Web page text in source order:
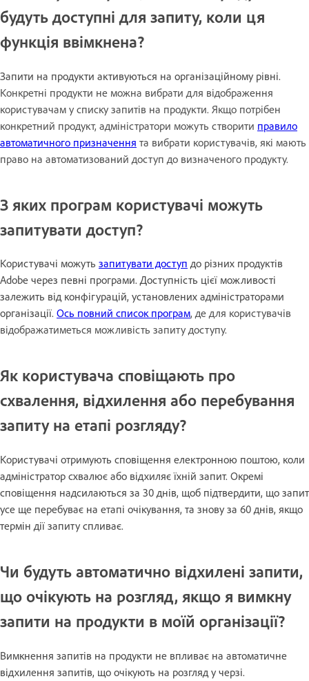
будуть доступні для запиту, коли ця
функція ввімкнена?
Запити на продукти активуються на організаційному рівні.
Конкретні продукти не можна вибрати для відображення
користувачам у списку запитів на продукти. Якщо потрібен
конкретний продукт, адміністратори можуть створити правило
автоматичного призначення та вибрати користувачів, які мають
право на автоматизований доступ до визначеного продукту.
З яких програм користувачі можуть
запитувати доступ?
Користувачі можуть запитувати доступ до різних продуктів
Adobe через певні програми. Доступність цієї можливості
залежить від конфігурацій, установлених адміністраторами
організації. Ось повний список програм, де для користувачів
відображатиметься можливість запиту доступу.
Як користувача сповіщають про
схвалення, відхилення або перебування
запиту на етапі розгляду?
Користувачі отримують сповіщення електронною поштою, коли
адміністратор схвалює або відхиляє їхній запит. Окремі
сповіщення надсилаються за 30 днів, щоб підтвердити, що запит
усе ще перебуває на етапі очікування, та знову за 60 днів, якщо
термін дії запиту спливає.
Чи будуть автоматично відхилені запити,
що очікують на розгляд, якщо я вимкну
запити на продукти в моїй організації?
Вимкнення запитів на продукти не впливає на автоматичне
відхилення запитів, що очікують на розгляд у черзі.